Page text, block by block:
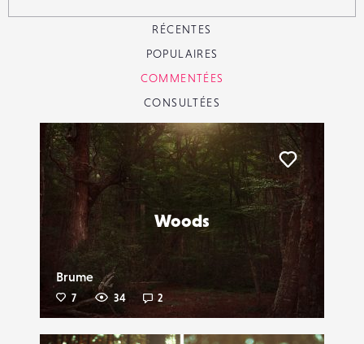
RÉCENTES
POPULAIRES
COMMENTÉES
CONSULTÉES
Woods
Brume
7 34 2